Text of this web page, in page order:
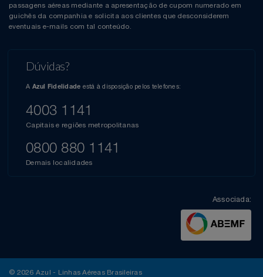
passagens aéreas mediante a apresentação de cupom numerado em
guichês da companhia e solicita aos clientes que desconsiderem
eventuais e-mails com tal conteúdo.
Dúvidas?
A Azul Fidelidade está à disposição pelos telefones:
4003 1141
Capitais e regiões metropolitanas
0800 880 1141
Demais localidades
Associada:
© 2026 Azul - Linhas Aéreas Brasileiras